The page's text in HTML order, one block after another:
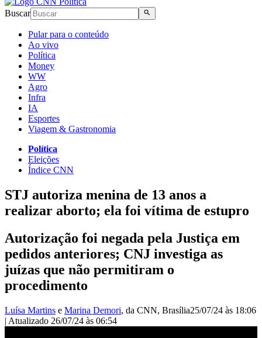
Buscar
Pular para o conteúdo
Ao vivo
Política
Money
WW
Agro
Infra
IA
Esportes
Viagem & Gastronomia
Política
Eleições
Índice CNN
STJ autoriza menina de 13 anos a
realizar aborto; ela foi vítima de estupro
Autorização foi negada pela Justiça em
pedidos anteriores; CNJ investiga as
juízas que não permitiram o
procedimento
Luísa Martins e Marina Demori, da CNN, Brasília25/07/24 às 18:06
| Atualizado 26/07/24 às 06:54